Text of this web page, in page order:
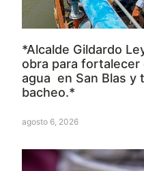
*Alcalde Gildardo
obra para fortalecer
agua en San Blas y
bacheo.*
agosto 6, 2026